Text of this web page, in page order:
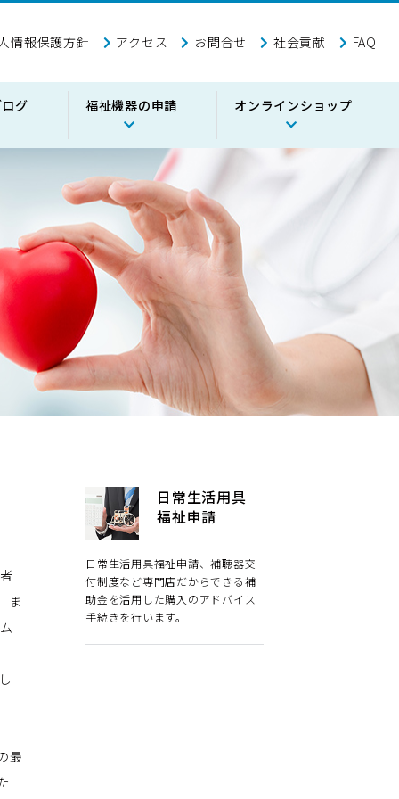
情報保護方針 アクセス お問合せ 社会貢献 FAQ
グ 福祉機器の申請 オンラインショップ
ま
最
日常生活用具
福祉申請
日常生活用具福祉申請、補聴器交
付制度など専門店だからできる補
助金を活用した購入のアドバイス
手続きを行います。